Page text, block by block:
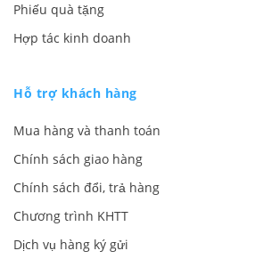
Phiếu quà tặng
Hợp tác kinh doanh
Hỗ trợ khách hàng
Mua hàng và thanh toán
Chính sách giao hàng
Chính sách đổi, trả hàng
Chương trình KHTT
Dịch vụ hàng ký gửi